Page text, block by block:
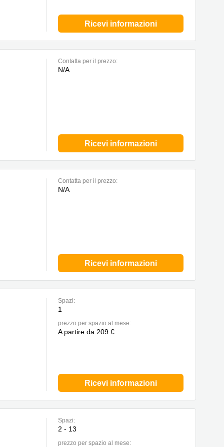
Ricevi informazioni
Сontatta per il prezzo:
N/A
Ricevi informazioni
Сontatta per il prezzo:
N/A
Ricevi informazioni
Spazi:
1
prezzo per spazio al mese:
A partire da 209 €
Ricevi informazioni
Spazi:
2 - 13
prezzo per spazio al mese: